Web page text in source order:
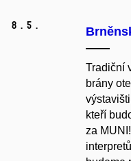
8. 5.
Tradiční
brány
kteří
za